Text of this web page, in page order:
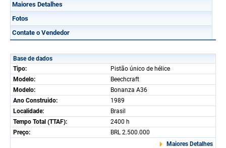
Maiores Detalhes
Fotos
Contate o Vendedor
Base de dados
Tipo:
Pistão único de hélice
Modelo:
Beechcraft
Modelo:
Bonanza A36
Ano Construido:
1989
Localidade:
Brasil
Tempo Total (TTAF):
2400 h
Preço:
BRL 2.500.000
Maiores Detalhes